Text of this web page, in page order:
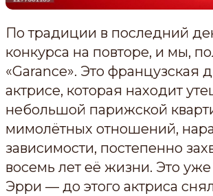
По традиции в последний
конкурса на повторе, и мы,
«Garance». Это
актрисе, которая находит
небольшой парижской
мимолётных отношений,
зависимости, постепенно
восемь лет её жизни. Это
Эрри — до этого актриса